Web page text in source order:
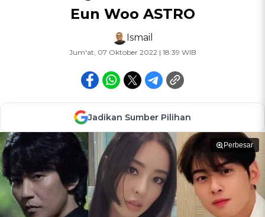
Eun Woo ASTRO
Ismail
Jum'at, 07 Oktober 2022 | 18:39 WIB
Jadikan Sumber Pilihan
Perbesar